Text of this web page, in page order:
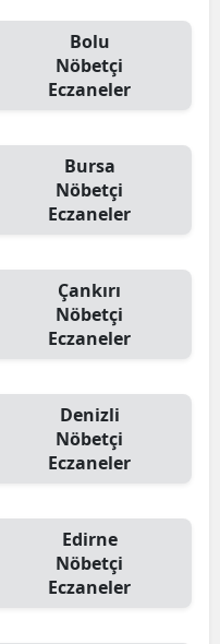
Bolu
Nöbetçi
Eczaneler
Bursa
Nöbetçi
Eczaneler
Çankırı
Nöbetçi
Eczaneler
Denizli
Nöbetçi
Eczaneler
Edirne
Nöbetçi
Eczaneler